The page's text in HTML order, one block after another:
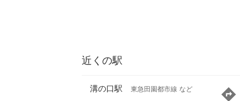
近くの駅
溝の口駅 東急田園都市線 など